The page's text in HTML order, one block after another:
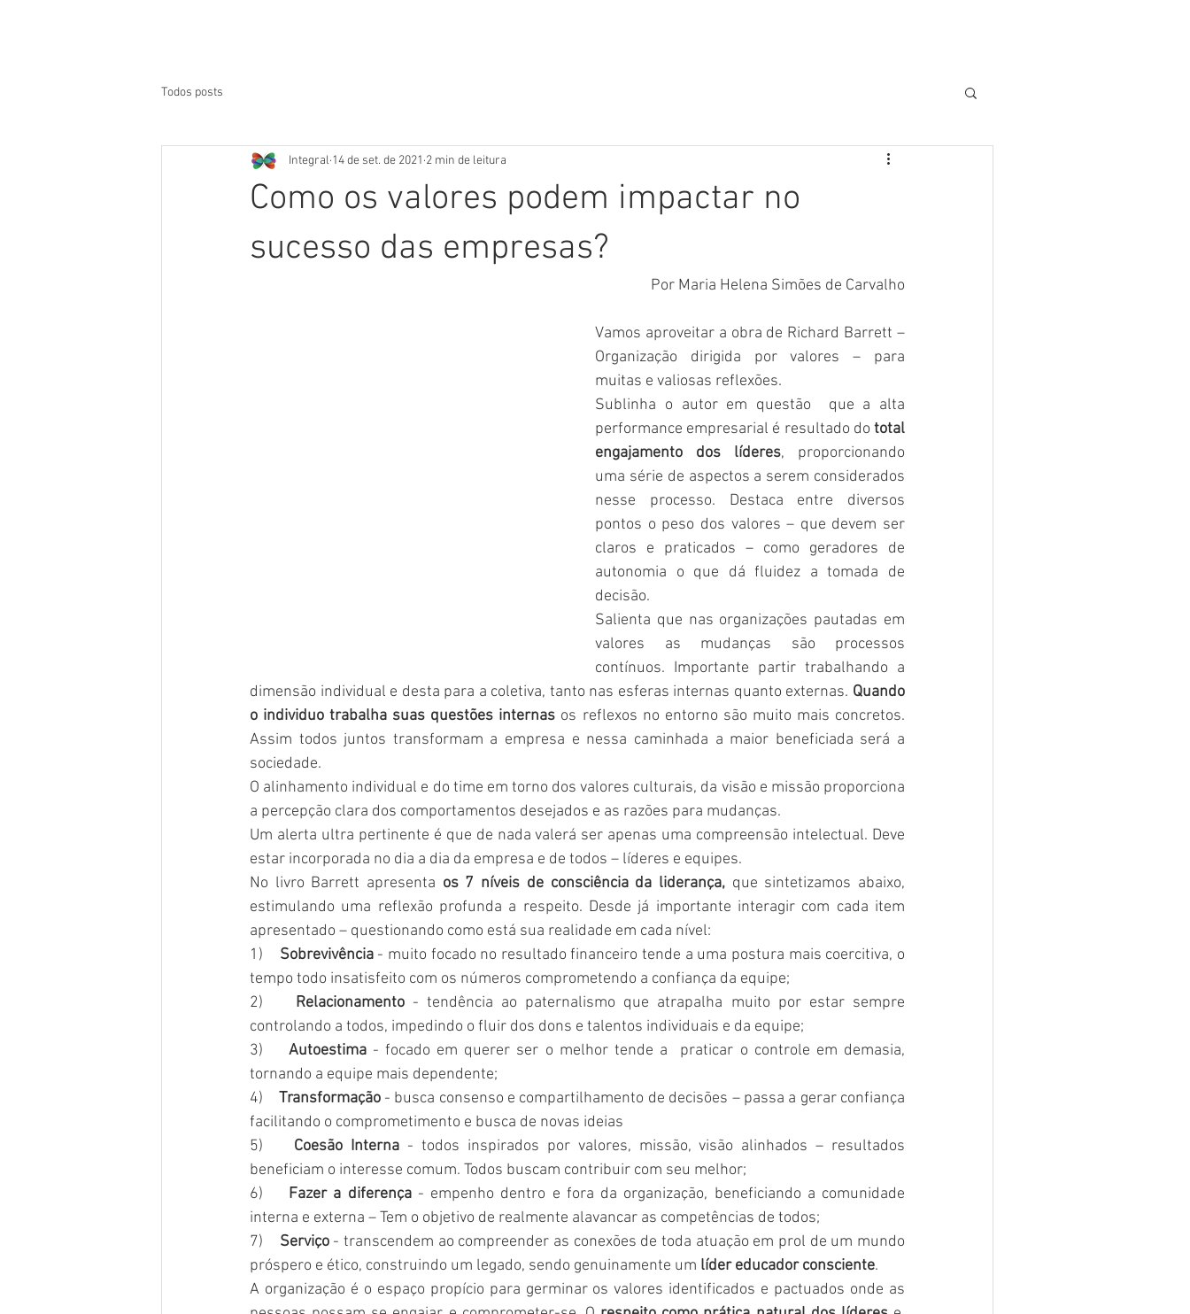
Todos posts
Como os valores podem impactar no
sucesso das empresas?
Integral 14 de set. de 2021 2 min de leitura
Por Maria Helena Simões de Carvalho
Vamos aproveitar a obra de Richard Barrett –
Organização dirigida por valores – para
muitas e valiosas reflexões.
Sublinha o autor em questão  que a alta
performance empresarial é resultado do total
engajamento dos líderes, proporcionando
uma série de aspectos a serem considerados
nesse processo. Destaca entre diversos
pontos o peso dos valores – que devem ser
claros e praticados – como geradores de
autonomia o que dá fluidez a tomada de
decisão.
Salienta que nas organizações pautadas em
valores as mudanças são processos
contínuos. Importante partir trabalhando a
dimensão individual e desta para a coletiva, tanto nas esferas internas quanto externas. Quando
o individuo trabalha suas questões internas os reflexos no entorno são muito mais concretos.
Assim todos juntos transformam a empresa e nessa caminhada a maior beneficiada será a
sociedade.
O alinhamento individual e do time em torno dos valores culturais, da visão e missão proporciona
a percepção clara dos comportamentos desejados e as razões para mudanças.
Um alerta ultra pertinente é que de nada valerá ser apenas uma compreensão intelectual. Deve
estar incorporada no dia a dia da empresa e de todos – líderes e equipes.
No livro Barrett apresenta os 7 níveis de consciência da liderança, que sintetizamos abaixo,
estimulando uma reflexão profunda a respeito. Desde já importante interagir com cada item
apresentado – questionando como está sua realidade em cada nível:
1) Sobrevivência - muito focado no resultado financeiro tende a uma postura mais coercitiva, o
tempo todo insatisfeito com os números comprometendo a confiança da equipe;
2) Relacionamento - tendência ao paternalismo que atrapalha muito por estar sempre
controlando a todos, impedindo o fluir dos dons e talentos individuais e da equipe;
3) Autoestima - focado em querer ser o melhor tende a  praticar o controle em demasia,
tornando a equipe mais dependente;
4) Transformação - busca consenso e compartilhamento de decisões – passa a gerar confiança
facilitando o comprometimento e busca de novas ideias
5) Coesão Interna - todos inspirados por valores, missão, visão alinhados – resultados
beneficiam o interesse comum. Todos buscam contribuir com seu melhor;
6) Fazer a diferença - empenho dentro e fora da organização, beneficiando a comunidade
interna e externa – Tem o objetivo de realmente alavancar as competências de todos;
7) Serviço - transcendem ao compreender as conexões de toda atuação em prol de um mundo
próspero e ético, construindo um legado, sendo genuinamente um líder educador consciente.
A organização é o espaço propício para germinar os valores identificados e pactuados onde as